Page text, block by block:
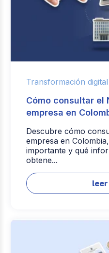
Transformación digital
Cómo consultar el
empresa en
Descubre cómo
empresa en
importante y qué
obtene...
leer